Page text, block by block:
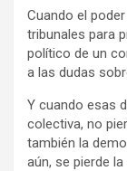
Cuando el
tribunales para
político de un
a las dudas
Y cuando esas
colectiva, no
también la
aún, se pierde